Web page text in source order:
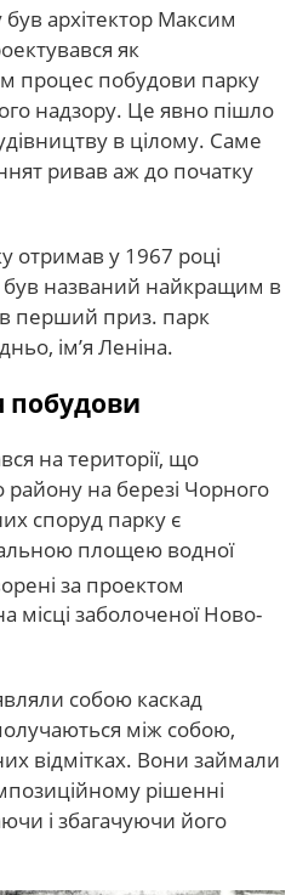
архітектор Максим
як
процес побудови парку
надзору. Це явно пішло
в цілому. Саме
ривав аж до початку
отримав у 1967 році
названий найкращим в
перший приз. парк
ім’я Леніна.
побудови
на території, що
району на березі Чорного
споруд парку є
площею водної
за проектом
місці заболоченої Ново-
собою каскад
між собою,
відмітках. Вони займали
рішенні
і збагачуючи його